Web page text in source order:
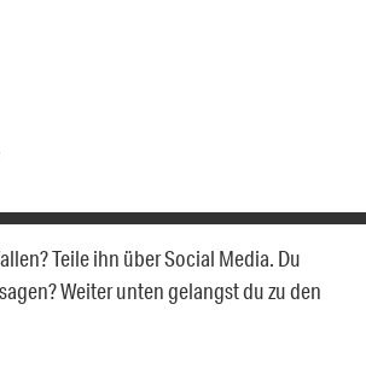
Teile ihn über Social Media. Du
Weiter unten gelangst du zu den